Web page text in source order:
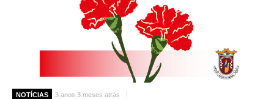
NOTÍCIAS 3 anos 3 meses atrás